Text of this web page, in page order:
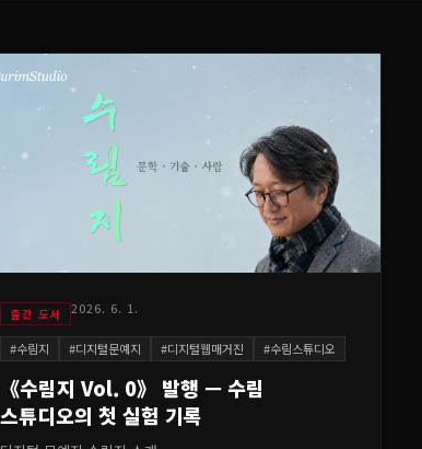
출간 도서 2026. 6. 1.
#수림지 #디지털문예지 #디지털웹매거진 #수림스튜디오
《수림지 Vol. 0》 발행 — 수림
스튜디오의 첫 실험 기록